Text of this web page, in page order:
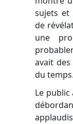
sujets et
de
une
avait
du temps.
Le